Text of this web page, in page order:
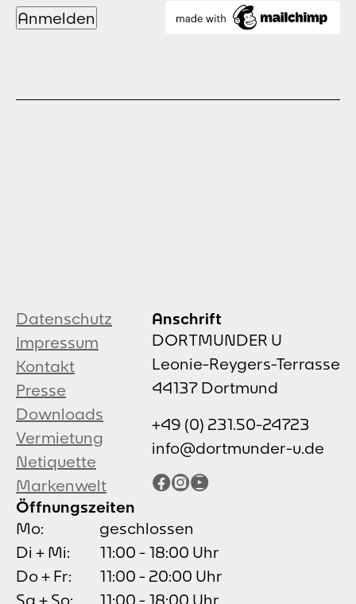
Datenschutz
Impressum
Kontakt
Presse
Downloads
Vermietung
Netiquette
Markenwelt
Anschrift
DORTMUNDER U
Leonie-Reygers-Terrasse
44137 Dortmund
+49 (0) 231.50-24723
info@dortmunder-u.de
Facebook
Instagram
YouTube
Öffnungszeiten
Mo:
geschlossen
Di + Mi:
11:00 - 18:00 Uhr
Do + Fr:
11:00 - 20:00 Uhr
Sa + So:
11:00 - 18:00 Uhr